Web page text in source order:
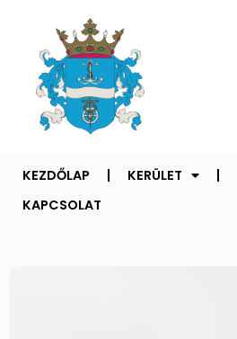
KEZDŐLAP KERÜLET
KAPCSOLAT